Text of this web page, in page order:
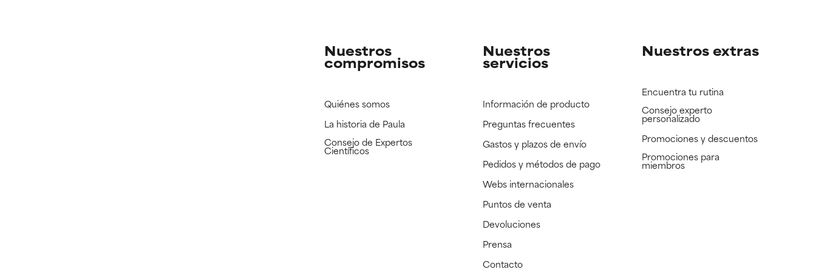
Nuestros
compromisos
Quiénes somos
La historia de Paula
Consejo de Expertos
Científicos
Nuestros
servicios
Información de producto
Preguntas frecuentes
Gastos y plazos de envío
Pedidos y métodos de pago
Webs internacionales
Puntos de venta
Devoluciones
Prensa
Contacto
Nuestros extras
Encuentra tu rutina
Consejo experto
personalizado
Promociones y descuentos​
Promociones para
miembros